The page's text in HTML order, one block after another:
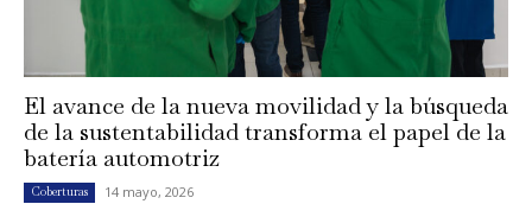
El avance de la nueva movilidad y la búsqueda
de la sustentabilidad transforma el papel de la
batería automotriz
Coberturas 14 mayo, 2026